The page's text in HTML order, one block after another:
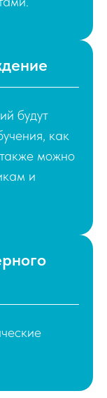
будут
как
можно
и